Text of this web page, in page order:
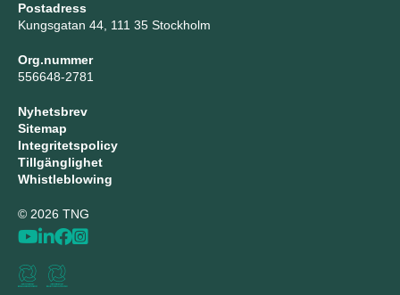
Postadress
Kungsgatan 44, 111 35 Stockholm
Org.nummer
556648-2781
Nyhetsbrev
Sitemap
Integritetspolicy
Tillgänglighet
Whistleblowing
© 2026 TNG